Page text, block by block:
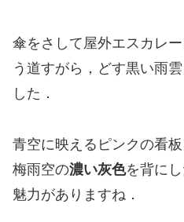
傘をさして屋外エスカレ
う道すがら，どす黒い雨
した．
青空に映えるピンクの看
梅雨空の濃い灰色を背に
魅力がありますね．